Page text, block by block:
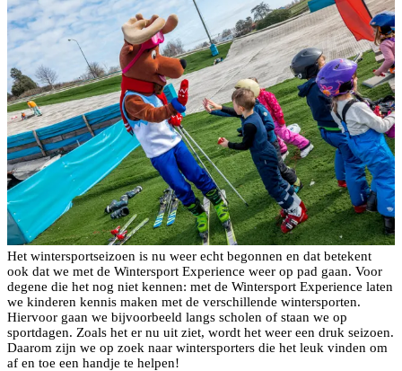
Het wintersportseizoen is nu weer echt begonnen en dat betekent
ook dat we met de Wintersport Experience weer op pad gaan. Voor
degene die het nog niet kennen: met de Wintersport Experience laten
we kinderen kennis maken met de verschillende wintersporten.
Hiervoor gaan we bijvoorbeeld langs scholen of staan we op
sportdagen. Zoals het er nu uit ziet, wordt het weer een druk seizoen.
Daarom zijn we op zoek naar wintersporters die het leuk vinden om
af en toe een handje te helpen!